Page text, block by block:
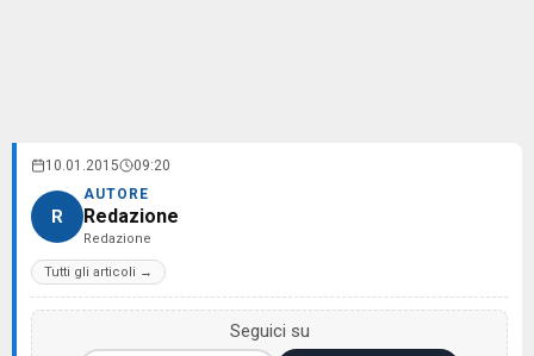
10.01.2015 09:20
R
AUTORE
Redazione
Redazione
Tutti gli articoli →
Seguici su